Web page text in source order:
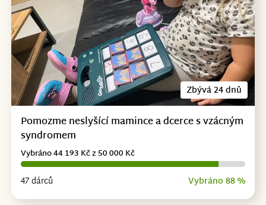
Zbývá 24 dnů
Pomozme neslyšící mamince a dcerce s vzácným
syndromem
47 dárců Vybráno 88 %
Vybráno 44 193 Kč z 50 000 Kč